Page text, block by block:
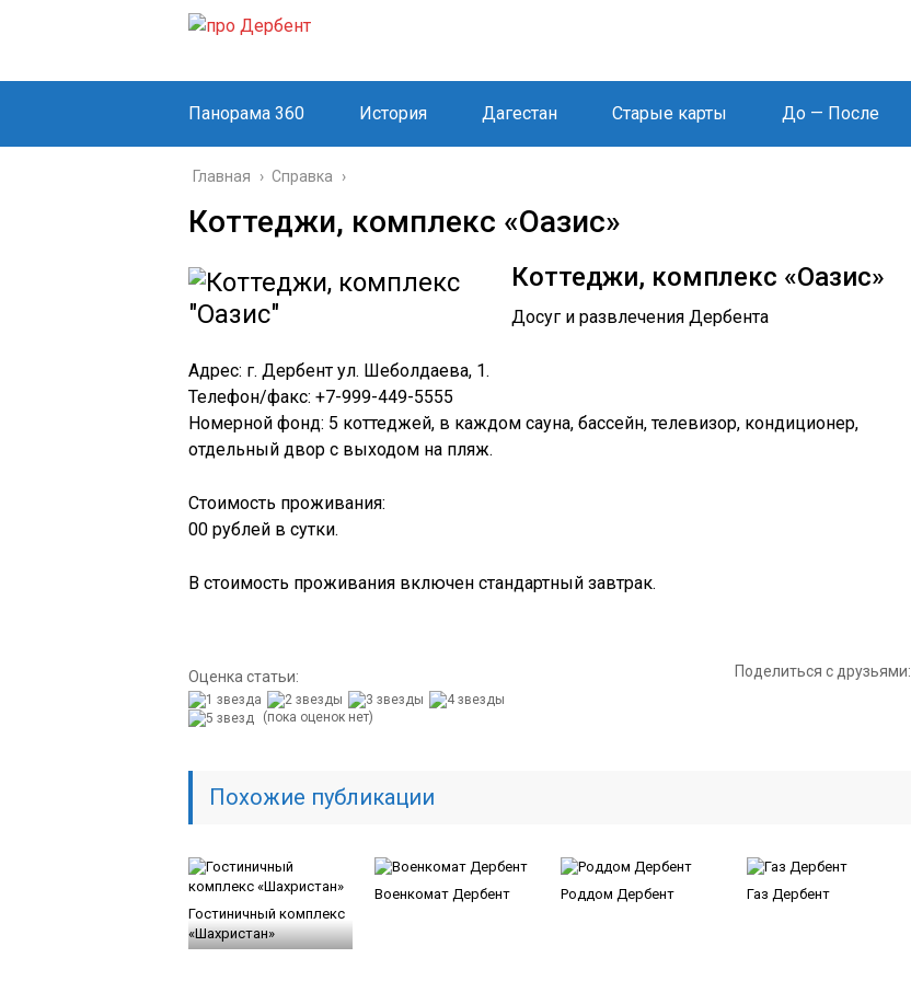
Панорама 360 История Дагестан Старые карты До — После
Главная › Справка ›
Коттеджи, комплекс «Оазис»
Коттеджи, комплекс «Оазис»
Досуг и развлечения Дербента
Адрес: г. Дербент ул. Шеболдаева, 1.
Телефон/факс: +7-999-449-5555
Номерной фонд: 5 коттеджей, в каждом сауна, бассейн, телевизор, кондиционер,
отдельный двор с выходом на пляж.
Стоимость проживания:
00 рублей в сутки.
В стоимость проживания включен стандартный завтрак.
Оценка статьи:
(пока оценок нет)
Поделиться с друзьями:
Похожие публикации
Гостиничный комплекс
«Шахристан»
Военкомат Дербент Роддом Дербент Газ Дербент